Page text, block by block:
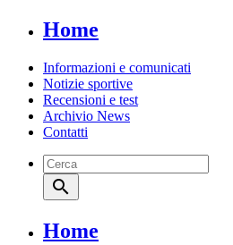
Home
Informazioni e comunicati
Notizie sportive
Recensioni e test
Archivio News
Contatti
search
Home